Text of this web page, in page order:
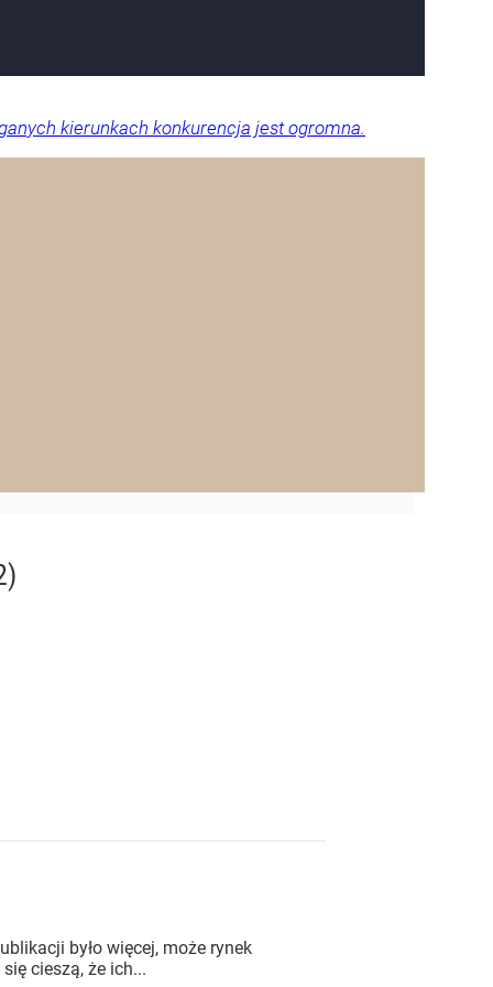
kierunkach konkurencja jest ogromna.
było więcej, może rynek
cieszą, że ich...